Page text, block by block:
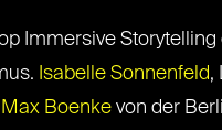
Immersive
Isabelle Sonnenfeld,
Max Boenkevon der